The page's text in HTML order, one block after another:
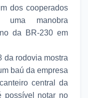
dos cooperados
uma manobra
da BR-230 em
da rodovia mostra
baú da empresa
central da
possível notar no